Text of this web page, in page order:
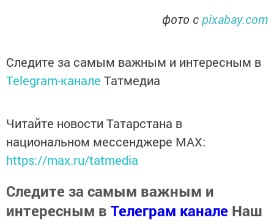
фото сpixabay.com
Следите за самым важным и интересным в
Telegram-канале Татмедиа
Читайте новости Татарстана в
национальном мессенджере MАХ:
https://max.ru/tatmedia
Следите за самым важным и
интересным в Телеграм канале Наш